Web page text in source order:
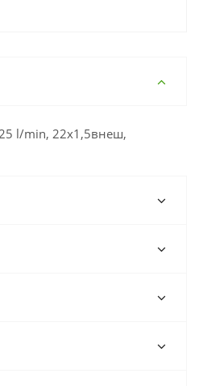
l/min, 22х1,5внеш,